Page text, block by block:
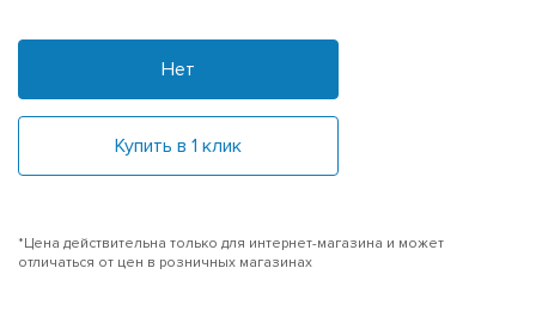
Нет
Купить в 1 клик
*Цена действительна только для интернет-магазина и может
отличаться от цен в розничных магазинах